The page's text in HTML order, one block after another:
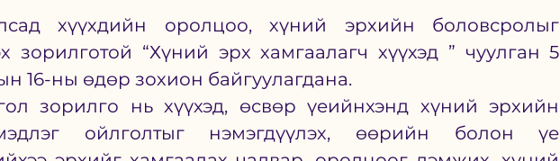
хүүхдийн оролцоо, хүний эрхийн боловсролыг
зорилготой “Хүний эрх хамгаалагч хүүхэд ” чуулган 5
16-ны өдөр зохион байгуулагдана.
зорилго нь хүүхэд, өсвөр үеийнхэнд хүний эрхийн
ойлголтыг нэмэгдүүлэх, өөрийн болон үе